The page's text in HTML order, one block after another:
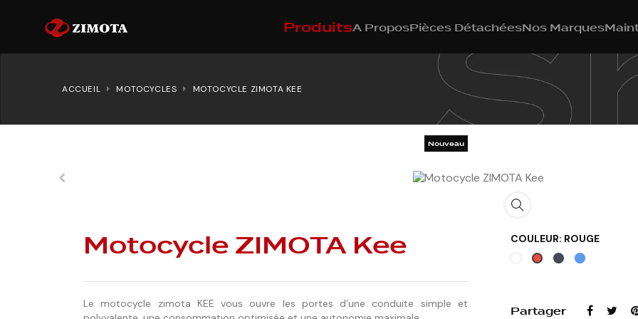
ProduitsA ProposPièces DétachéesNos Marques
ACCUEIL MOTOCYCLES MOTOCYCLE ZIMOTA KEE
Nouveau
Motocycle ZIMOTA Kee
Le motocycle zimota KEE vous ouvre les portes d’une conduite simple et
COULEUR: ROUGE
BlancRougeNoir Bleu
Partager